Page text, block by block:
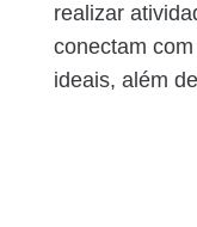
realizar
conectam
ideais, além